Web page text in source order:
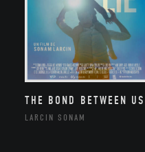
THE BOND BETWEEN US
LARCIN SONAM